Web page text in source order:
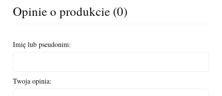
Opinie o produkcie (0)
Imię lub pseudonim:
Twoja opinia: